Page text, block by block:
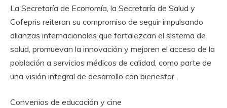
La Secretaría de Economía, la Secretaría de Salud y
Cofepris reiteran su compromiso de seguir impulsando
alianzas internacionales que fortalezcan el sistema de
salud, promuevan la innovación y mejoren el acceso de la
población a servicios médicos de calidad, como parte de
una visión integral de desarrollo con bienestar.
Convenios de educación y cine